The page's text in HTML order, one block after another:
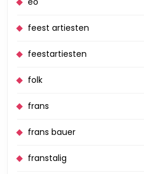
feest artiesten
feestartiesten
folk
frans
frans bauer
franstalig